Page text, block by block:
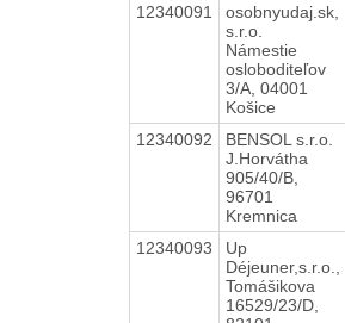
12340091
osobnyudaj.sk,
s.r.o.
Námestie
osloboditeľov
3/A, 04001
Košice
12340092
BENSOL s.r.o.
J.Horvátha
905/40/B,
96701
Kremnica
12340093
Up
Déjeuner,s.r.o.,
Tomášikova
16529/23/D,